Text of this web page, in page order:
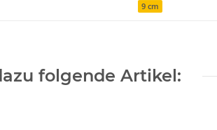
9 cm
folgende Artikel: